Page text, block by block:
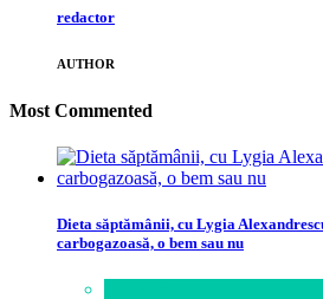
redactor
AUTHOR
Most Commented
Dieta săptămânii, cu Lygia
carbogazoasă, o bem sau nu